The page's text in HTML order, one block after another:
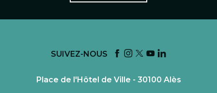
SUIVEZ-NOUS
Place de l'Hôtel de Ville - 30100 Alès